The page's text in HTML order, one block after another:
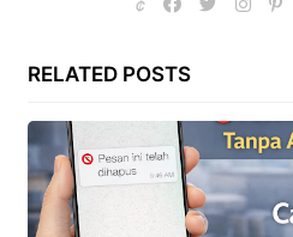
RELATED POSTS